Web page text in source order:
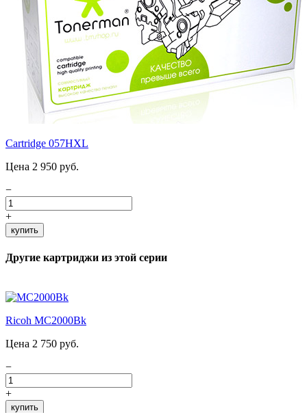
Cartridge 057HXL
Цена 2 950 руб.
−
+
купить
Другие картриджи из этой серии
Ricoh MC2000Bk
Цена 2 750 руб.
−
+
купить